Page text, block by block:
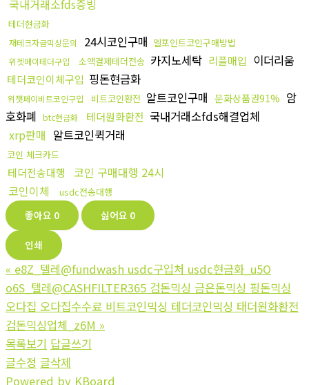
국내거래소fds증빙
테더현금화
재테크자금믹싱문의 24시코인구매 엘포인트코인구매방법
위쳇페이테더구입 소액결제테더전송 카지노세탁 리플매입 이더리움
테더코인이체구입 핑돈현금화
위챗페이비트코인구입 비트코인환전 알트코인구매 문화상품권91% 암
호화폐 btc현금화 테더원화환전 국내거래소fds해결업체
xrp판매 알트코인퀵거래
코인 체크카드
테더전송대행
코인 구매대행 24시
코인이체
usdc전송대행
좋아요 0 싫어요 0
인쇄
« e8Z_텔레@fundwash usdc구입처 usdc현금화_u5O
o6S_텔레@CASHFILTER365 검돈믹싱 금은돈믹싱 핑돈믹싱
오다집 오다집수수료 비트코인믹싱 테더코인믹싱 태더원화환전
검돈믹싱업체_z6M »
목록보기 답글쓰기
글수정 글삭제
Powered by KBoard